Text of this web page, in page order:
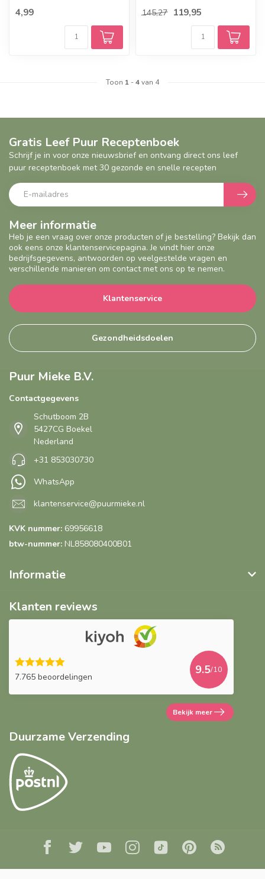
is vo...
4,99
natuurlijke schoonmaak...
145,27 119,95
Toon 1 -4van 4
Meer informatie
Heb je een vraag over onze producten of je bestelling? Bekijk dan
ook eens onze klantenservicepagina. Je vindt hier onze
bedrijfsgegevens, antwoorden op veelgestelde vragen en
verschillende manieren om contact met ons op te nemen.
Klantenservice
Gezondheidsdoelen
Gratis Leef Puur Receptenboek
Schrijf je in voor onze nieuwsbrief en ontvang direct ons leef
puur receptenboek met 30 gezonde en snelle recepten
Puur Mieke B.V.
Contactgegevens
Schutboom 2B
5427CG Boekel
Nederland
+31 853030730
WhatsApp
klantenservice@puurmieke.nl
KVK nummer: 69956618
btw-nummer: NL858080400B01
Informatie
Klanten reviews
7.765 beoordelingen
9.5/10
Bekijk meer
Duurzame Verzending